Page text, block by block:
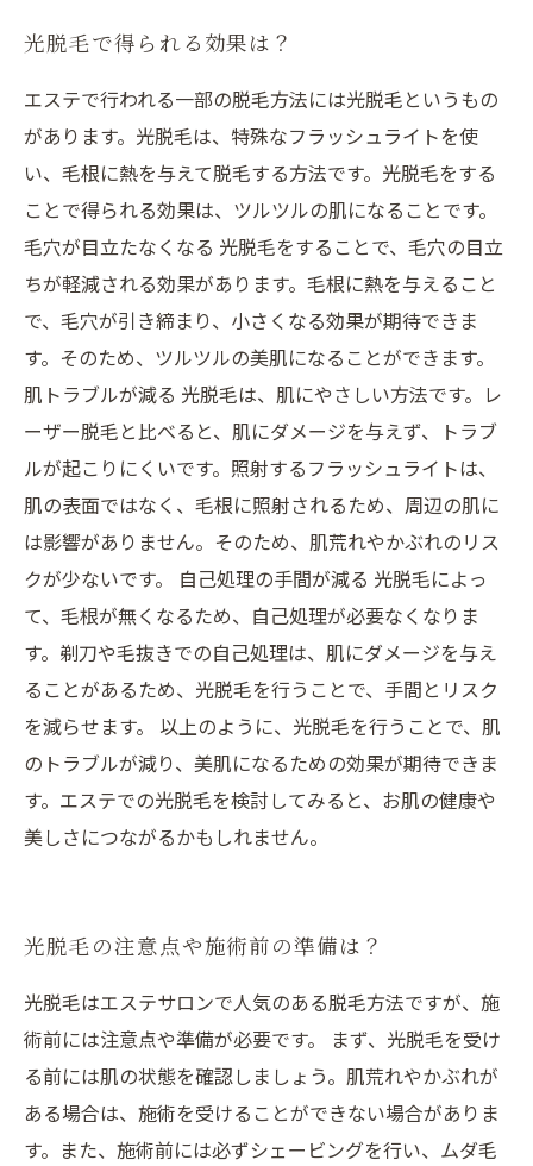
光脱毛で得られる効果は？
エステで行われる一部の脱毛方法には光脱毛というもの
があります。光脱毛は、特殊なフラッシュライトを使
い、毛根に熱を与えて脱毛する方法です。光脱毛をする
ことで得られる効果は、ツルツルの肌になることです。
毛穴が目立たなくなる 光脱毛をすることで、毛穴の目立
ちが軽減される効果があります。毛根に熱を与えること
で、毛穴が引き締まり、小さくなる効果が期待できま
す。そのため、ツルツルの美肌になることができます。
肌トラブルが減る 光脱毛は、肌にやさしい方法です。レ
ーザー脱毛と比べると、肌にダメージを与えず、トラブ
ルが起こりにくいです。照射するフラッシュライトは、
肌の表面ではなく、毛根に照射されるため、周辺の肌に
は影響がありません。そのため、肌荒れやかぶれのリス
クが少ないです。 自己処理の手間が減る 光脱毛によっ
て、毛根が無くなるため、自己処理が必要なくなりま
す。剃刀や毛抜きでの自己処理は、肌にダメージを与え
ることがあるため、光脱毛を行うことで、手間とリスク
を減らせます。 以上のように、光脱毛を行うことで、肌
のトラブルが減り、美肌になるための効果が期待できま
す。エステでの光脱毛を検討してみると、お肌の健康や
美しさにつながるかもしれません。
光脱毛の注意点や施術前の準備は？
光脱毛はエステサロンで人気のある脱毛方法ですが、施
術前には注意点や準備が必要です。 まず、光脱毛を受け
る前には肌の状態を確認しましょう。肌荒れやかぶれが
ある場合は、施術を受けることができない場合がありま
す。また、施術前には必ずシェービングを行い、ムダ毛